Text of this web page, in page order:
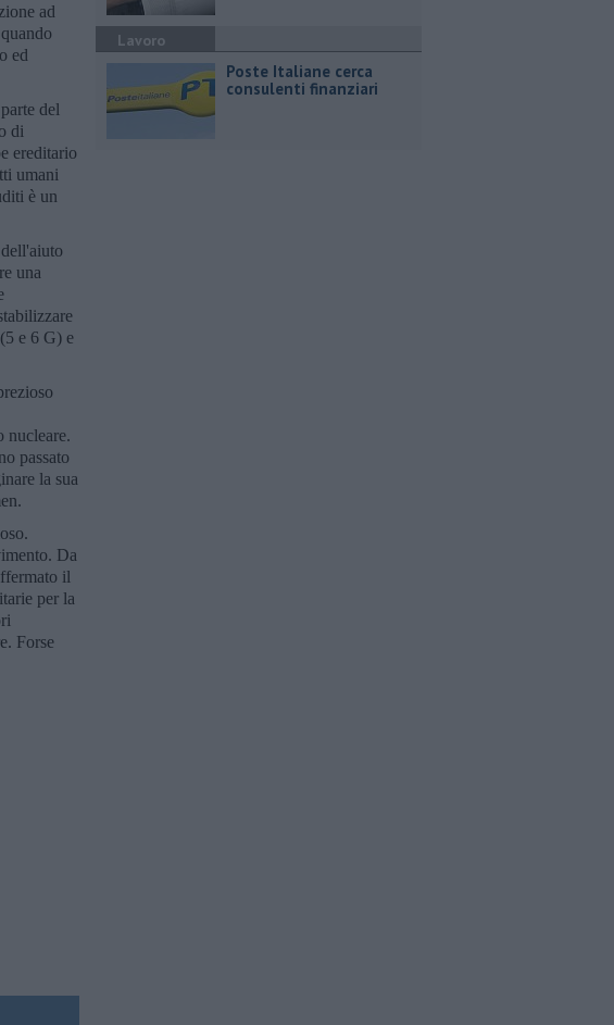
ad
ed
del
di
ereditario
umani
è un
una
e 6 G) e
nucleare.
passato
la sua
Da
il
per la
Forse
Lavoro
Poste Italiane cerca
consulenti finanziari